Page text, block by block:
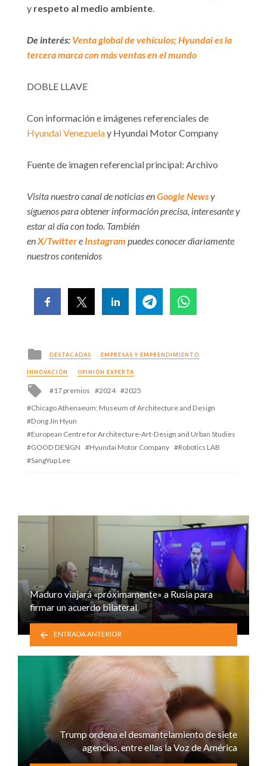
y respeto al medio ambiente.
De interés: Venta global de vehículos; Hyundai es la
tercera marca con más ventas en el mundo
DOBLE LLAVE
Con información e imágenes referenciales de
Hyundai Venezuelay Hyundai Motor Company
Fuente de imagen referencial principal: Archivo
Visita nuestro canal de noticias enGoogle Newsy
síguenos para obtener información precisa, interesante y
estar al día con todo. También
enX/Twittere Instagram puedes conocer diariamente
nuestros contenidos
Posted
in
DESTACADAS EMPRESAS Y EMPRENDIMIENTO
INNOVACIÓN OPINIÓN EXPERTA
Tagged
17 premios 2024
2025
Chicago Athenaeum: Museum of Architecture and Design
Dong Jin Hyun
European Centre for Architecture-Art-Design and Urban Studies
GOOD DESIGN
Hyundai Motor Company
Robotics LAB
SangYup Lee
Maduro viajará «próximamente» a Rusia para
firmar un acuerdo bilateral
ENTRADA ANTERIOR
Trump ordena el desmantelamiento de siete
agencias, entre ellas la Voz de América